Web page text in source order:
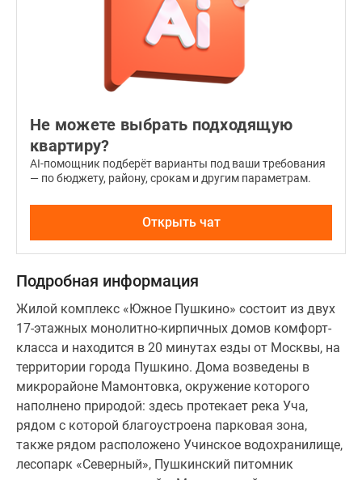
готовой
отделкой
«под
ключ»,
которой
4
стиля:
традиционная
стиль
«Фьюжн»,
современный
лаконичный
Не можете выбрать подходящую
квартиру?
AI-помощник подберёт варианты под ваши требования
— по бюджету, району, срокам и другим параметрам.
Открыть чат
Подробная информация
Жилой комплекс «Южное Пушкино» состоит из двух
17-этажных монолитно-кирпичных домов комфорт-
класса и находится в 20 минутах езды от Москвы, на
территории города Пушкино. Дома возведены в
микрорайоне Мамонтовка, окружение которого
наполнено природой: здесь протекает река Уча,
рядом с которой благоустроена парковая зона,
также рядом расположено Учинское водохранилище,
лесопарк «Северный», Пушкинский питомник